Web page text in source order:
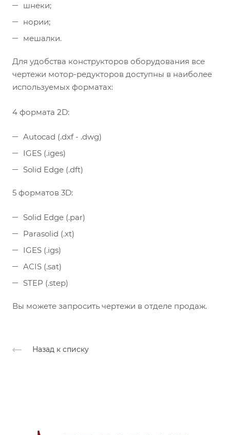
шнеки;
нории;
мешалки.
Для удобства конструкторов оборудования все
чертежи мотор-редукторов доступны в наиболее
используемых форматах:
4 формата 2D:
Autocad (.dxf - .dwg)
IGES (.iges)
Solid Edge (.dft)
5 форматов 3D:
Solid Edge (.par)
Parasolid (.xt)
IGES (.igs)
ACIS (.sat)
STEP (.step)
Вы можете запросить чертежи в отделе продаж.
Назад к списку